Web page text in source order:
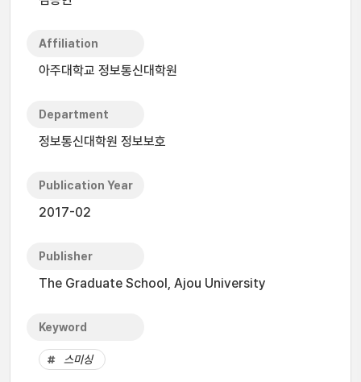
Affiliation
아주대학교 정보통신대학원
Department
정보통신대학원 정보보호
Publication Year
2017-02
Publisher
The Graduate School, Ajou University
Keyword
스미싱